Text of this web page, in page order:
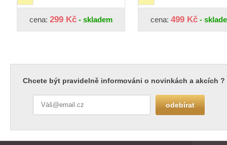
cena: 299 Kč - skladem cena: 499 Kč -
Chcete být pravidelně informováni o novinkách a akcích ?